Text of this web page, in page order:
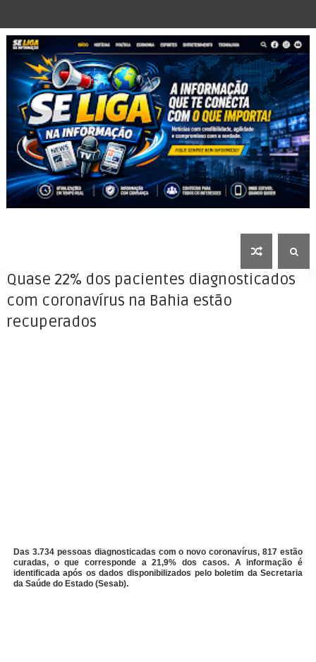
Quase 22% dos pacientes diagnosticados
com coronavírus na Bahia estão
recuperados
Das 3.734 pessoas diagnosticadas com o novo coronavírus, 817 estão
curadas, o que corresponde a 21,9% dos casos. A informação é
identificada após os dados disponibilizados pelo boletim da Secretaria
da Saúde do Estado (Sesab).